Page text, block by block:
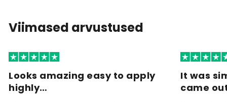
Viimased arvustused
Looks amazing easy to apply
highly…
It was
came